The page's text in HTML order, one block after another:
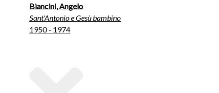
Biancini, Angelo
Sant'Antonio e Gesù bambino
1950 - 1974